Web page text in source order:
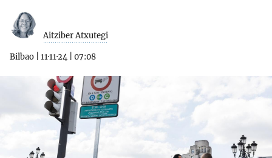
Aitziber Atxutegi
Bilbao 11·11·24 07:08